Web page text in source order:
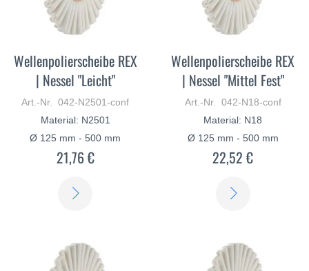
Wellenpolierscheibe REX
| Nessel "Leicht"
Art.-Nr. 042-N2501-conf
Material: N2501
Ø 125 mm - 500 mm
21,76 €
Wellenpolierscheibe REX
| Nessel "Mittel Fest"
Art.-Nr. 042-N18-conf
Material: N18
Ø 125 mm - 500 mm
22,52 €